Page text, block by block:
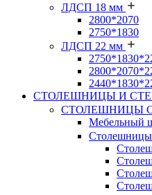
ЛДСП 18 мм
2800*2070
2750*1830
ЛДСП 22 мм
СТОЛЕШНИЦЫ И
СТОЛЕШНИЦЫ
Мебельный